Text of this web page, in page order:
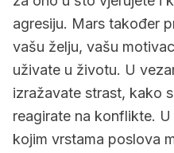
agresiju. Mars također
vašu želju, vašu
uživate u životu. U
izražavate strast, kako
reagirate na konflikte.
kojim vrstama poslova